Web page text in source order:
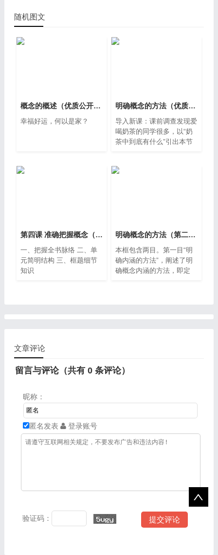
随机图文
概念的概述（优质公开课课件共29页含教学设计1视频）
幸福好运，何以是家？
明确概念的方法（优质公开课课件共34页含教学设计导学案1视频）
导入新课：课前调查发现爱
喝奶茶的同学很多，以“奶
茶中到底有什么”引出本节
码。 新课讲授：出示课题
第四课 准确把握概念（常态实用教学课件共37页）
一、把握全书脉络 二、单
元简明结构 三、框题细节
知识
明确概念的方法（第二单元整体教学设计第二课时课件和课时教学设计）
本框包含两目。第一目“明
确内涵的方法”，阐述了明
确概念内涵的方法，即定
着重阐述了明确概念的方
义”和“划分”这两个核心概
文章评论
留言与评论（共有 0条评论）
昵称：
匿名发表 登录账号
验证码：